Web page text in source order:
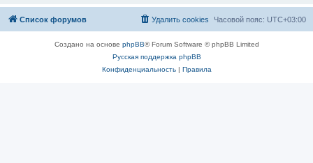
Список форумов Часовой пояс: UTC+03:00
Удалить cookies
Создано на основе phpBB® Forum Software © phpBB Limited
Русская поддержка phpBB
Конфиденциальность| Правила